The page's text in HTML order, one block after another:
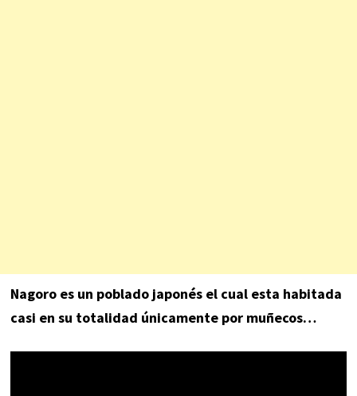
Nagoro es un poblado japonés el cual esta habitada
casi en su totalidad únicamente por muñecos…